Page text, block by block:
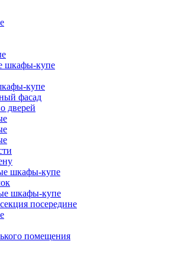
шкафы-купе
купе
фасад
дверей
шкафы-купе
шкафы-купе
посередине
помещения